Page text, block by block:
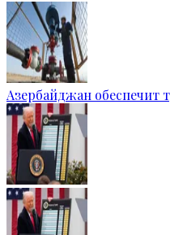
Азербайджан обеспечит